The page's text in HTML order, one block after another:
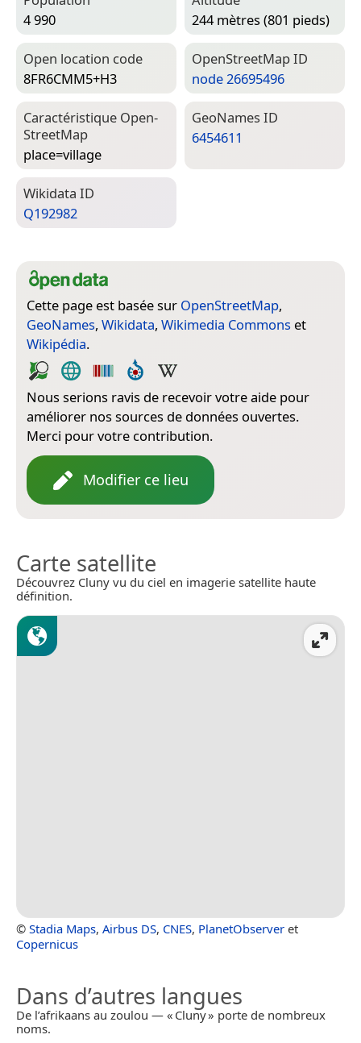
4 990
244 mètres (801 pieds)
Open location code
8FR6CMM5+H3
Open­Street­Map ID
node 26695496
Caractéristique Open­
Street­Map
place=­village
Geo­Names ID
6454611
Wiki­data ID
Q192982
Cette page est basée sur OpenStreetMap,
GeoNames, Wikidata, Wikimedia Commons et
Wikipédia.
Nous serions ravis de recevoir votre aide pour
améliorer nos sources de données ouvertes.
Merci pour votre contribution.
Modifier ce lieu
Carte satellite
Découvrez Cluny vu du ciel en imagerie satellite haute
définition.
© Stadia Maps, Airbus DS, CNES, PlanetObserver et
Copernicus
Dans d’autres langues
De l’afrikaans au zoulou — « Cluny » porte de nombreux
noms.